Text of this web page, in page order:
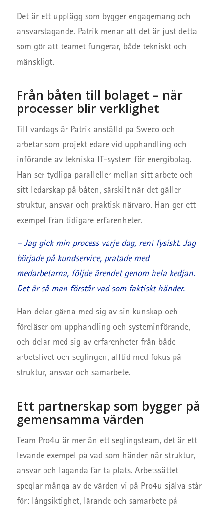
Det är ett upplägg som bygger engagemang och
ansvarstagande. Patrik menar att det är just detta
som gör att teamet fungerar, både tekniskt och
mänskligt.
Från båten till bolaget – när
processer blir verklighet
Till vardags är Patrik anställd på Sweco och
arbetar som projektledare vid upphandling och
införande av tekniska IT-system för energibolag.
Han ser tydliga paralleller mellan sitt arbete och
sitt ledarskap på båten, särskilt när det gäller
struktur, ansvar och praktisk närvaro. Han ger ett
exempel från tidigare erfarenheter.
– Jag gick min process varje dag, rent fysiskt. Jag
började på kundservice, pratade med
medarbetarna, följde ärendet genom hela kedjan.
Det är så man förstår vad som faktiskt händer.
Han delar gärna med sig av sin kunskap och
föreläser om upphandling och systeminförande,
och delar med sig av erfarenheter från både
arbetslivet och seglingen, alltid med fokus på
struktur, ansvar och samarbete.
Ett partnerskap som bygger på
gemensamma värden
Team Pro4u är mer än ett seglingsteam, det är ett
levande exempel på vad som händer när struktur,
ansvar och laganda får ta plats. Arbetssättet
speglar många av de värden vi på Pro4u själva står
för: långsiktighet, lärande och samarbete på